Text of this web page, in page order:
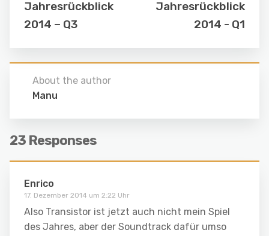
Jahresrückblick
2014 – Q3
Jahresrückblick
2014 - Q1
About the author
Manu
23 Responses
Enrico
17. Dezember 2014 um 2:22 Uhr
Also Transistor ist jetzt auch nicht mein Spiel
des Jahres, aber der Soundtrack dafür umso